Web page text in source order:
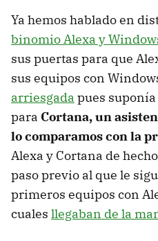
Ya hemos hablado en
binomio Alexa y
sus puertas para que
sus equipos con
arriesgada pues
para Cortana, un
lo comparamos con la
Alexa y Cortana de
paso previo al que le
primeros equipos con
cuales llegaban de la